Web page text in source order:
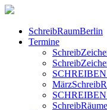
SchreibRaumBerlin
Termine